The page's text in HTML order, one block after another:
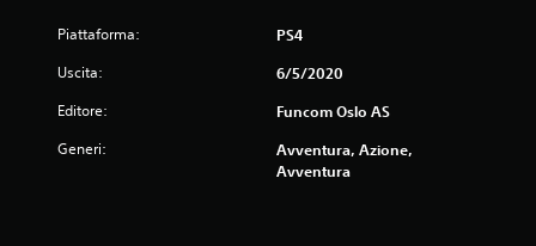
Piattaforma: PS4
Uscita: 6/5/2020
Editore: Funcom Oslo AS
Generi:
Avventura, Azione,
Avventura